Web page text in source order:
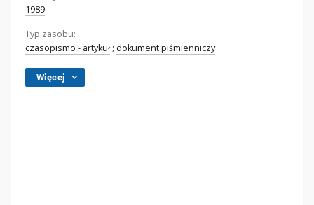
1989
Typ zasobu:
czasopismo - artykuł ; dokument piśmienniczy
Więcej